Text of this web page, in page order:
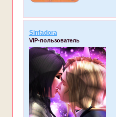
Sinfadora
VIP-пользователь